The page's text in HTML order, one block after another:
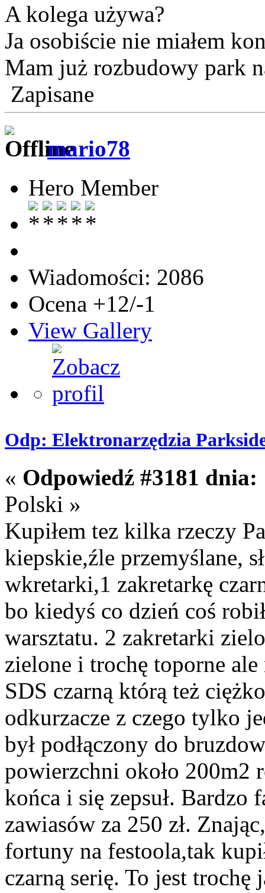
A kolega używa?
Ja osobiście nie miałem
Mam już rozbudowy park
Zapisane
mario78
Hero Member
Wiadomości: 2086
Ocena +12/-1
View Gallery
Odp: Elektronarzędzia
« Odpowiedź #3181 dnia:
Polski »
Kupiłem tez kilka rzeczy
kiepskie,źle przemyślane,
wkretarki,1 zakretarkę
bo kiedyś co dzień coś
warsztatu. 2 zakretarki
zielone i trochę toporne
SDS czarną którą też
odkurzacze z czego tylko
był podłączony do
powierzchni około 200m2
końca i się zepsuł.
zawiasów za 250 zł.
fortuny na festoola,tak
czarną serię. To jest trochę